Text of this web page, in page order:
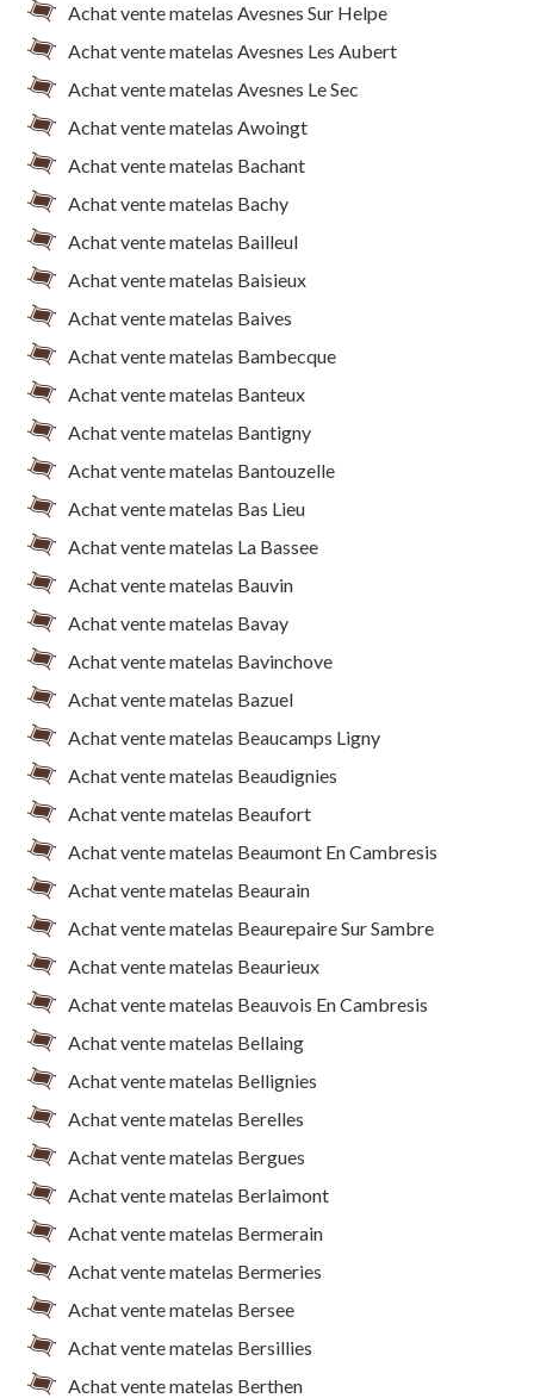
Achat vente matelas Avesnes Sur Helpe
Achat vente matelas Avesnes Les Aubert
Achat vente matelas Avesnes Le Sec
Achat vente matelas Awoingt
Achat vente matelas Bachant
Achat vente matelas Bachy
Achat vente matelas Bailleul
Achat vente matelas Baisieux
Achat vente matelas Baives
Achat vente matelas Bambecque
Achat vente matelas Banteux
Achat vente matelas Bantigny
Achat vente matelas Bantouzelle
Achat vente matelas Bas Lieu
Achat vente matelas La Bassee
Achat vente matelas Bauvin
Achat vente matelas Bavay
Achat vente matelas Bavinchove
Achat vente matelas Bazuel
Achat vente matelas Beaucamps Ligny
Achat vente matelas Beaudignies
Achat vente matelas Beaufort
Achat vente matelas Beaumont En Cambresis
Achat vente matelas Beaurain
Achat vente matelas Beaurepaire Sur Sambre
Achat vente matelas Beaurieux
Achat vente matelas Beauvois En Cambresis
Achat vente matelas Bellaing
Achat vente matelas Bellignies
Achat vente matelas Berelles
Achat vente matelas Bergues
Achat vente matelas Berlaimont
Achat vente matelas Bermerain
Achat vente matelas Bermeries
Achat vente matelas Bersee
Achat vente matelas Bersillies
Achat vente matelas Berthen